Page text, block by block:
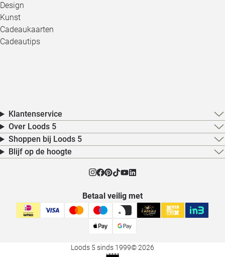
Design
Kunst
Cadeaukaarten
Cadeautips
Klantenservice
Over Loods 5
Shoppen bij Loods 5
Blijf op de hoogte
Betaal veilig met
Loods 5 sinds 1999© 2026